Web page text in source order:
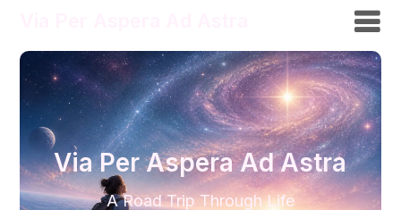
Via Per Aspera Ad Astra
A Road Trip Through Life